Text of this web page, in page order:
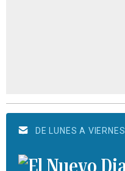
DE LUNES A VIERNES